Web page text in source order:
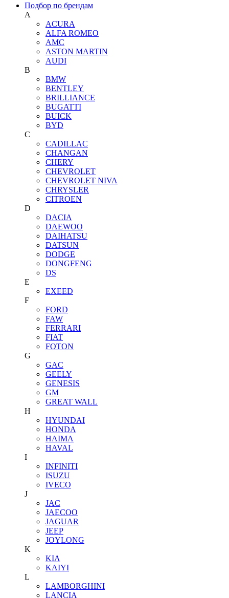
Подбор по брендам
A
ACURA
ALFA ROMEO
AMC
ASTON MARTIN
AUDI
B
BMW
BENTLEY
BRILLIANCE
BUGATTI
BUICK
BYD
C
CADILLAC
CHANGAN
CHERY
CHEVROLET
CHEVROLET NIVA
CHRYSLER
CITROEN
D
DACIA
DAEWOO
DAIHATSU
DATSUN
DODGE
DONGFENG
DS
E
EXEED
F
FORD
FAW
FERRARI
FIAT
FOTON
G
GAC
GEELY
GENESIS
GM
GREAT WALL
H
HYUNDAI
HONDA
HAIMA
HAVAL
I
INFINITI
ISUZU
IVECO
J
JAC
JAECOO
JAGUAR
JEEP
JOYLONG
K
KIA
KAIYI
L
LAMBORGHINI
LANCIA